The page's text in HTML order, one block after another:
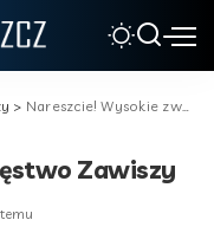
> Nareszcie! Wysokie zwycięstwo Zawiszy
Zawiszy